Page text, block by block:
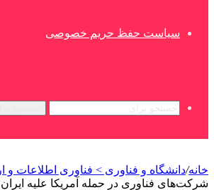
سیاست حفظ حریم خصوصی
خانه/دانشگاه و فناوری > فناوری اطلاعات و
شرکت‌های فناوری در حمله آمریکا علیه